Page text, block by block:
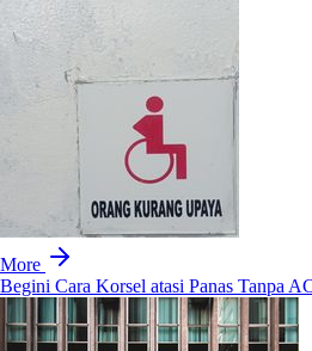
More
Begini Cara Korsel atasi Panas Tanpa